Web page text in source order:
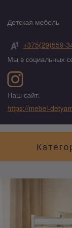
Детская мебель
+375(29)559-
Мы в социальных
Наш сайт:
https://mebel-